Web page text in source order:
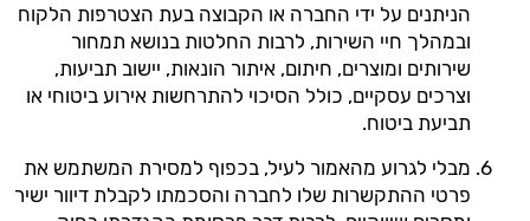
הניתנים על ידי החברה או הקבוצה בעת הצטרפות הלקוח
ובמהלך חיי השירות, לרבות החלטות בנושא תמחור
שירותים ומוצרים, חיתום, איתור הונאות, יישוב תביעות,
וצרכים עסקיים, כולל הסיכוי להתרחשות אירוע ביטוחי או
תביעת ביטוח.
מבלי לגרוע מהאמור לעיל, בכפוף למסירת המשתמש את
פרטי ההתקשרות שלו לחברה והסכמתו לקבלת דיוור ישיר